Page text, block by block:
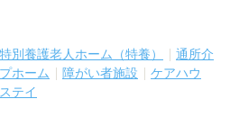
特別養護老人ホーム（特養）
通所介
ホーム 障がい者施設
ケアハウ
テイ